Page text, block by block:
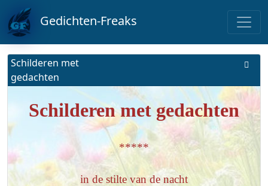
Gedichten-Freaks
Schilderen met
gedachten
Schilderen met gedachten
*****
in de stilte van de nacht